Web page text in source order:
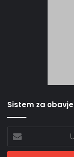
Sistem za
Unesite
Email
adresu